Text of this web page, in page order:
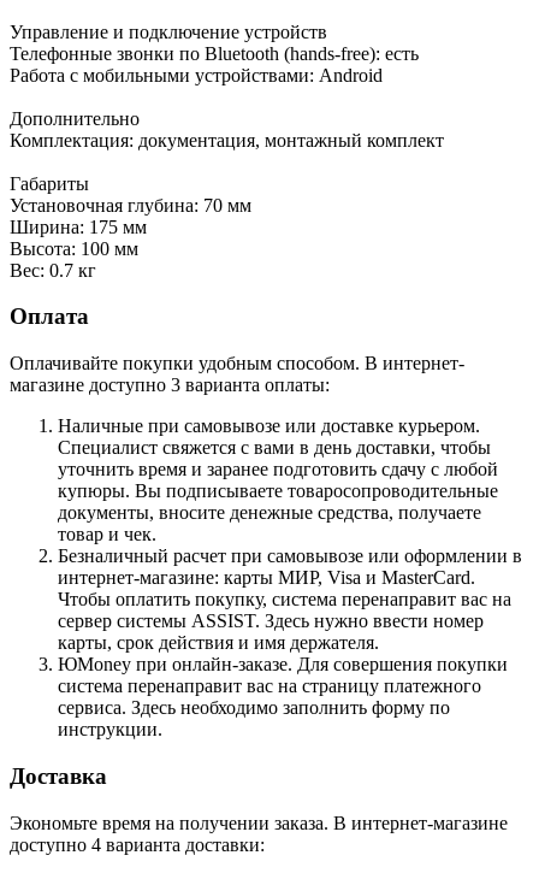
Управление и подключение устройств
Телефонные звонки по Bluetooth (hands-free): есть
Работа с мобильными устройствами: Android
Дополнительно
Комплектация: документация, монтажный комплект
Габариты
Установочная глубина: 70 мм
Ширина: 175 мм
Высота: 100 мм
Вес: 0.7 кг
Оплата
Оплачивайте покупки удобным способом. В интернет-
магазине доступно 3 варианта оплаты:
Наличные при самовывозе или доставке курьером.
Специалист свяжется с вами в день доставки, чтобы
уточнить время и заранее подготовить сдачу с любой
купюры. Вы подписываете товаросопроводительные
документы, вносите денежные средства, получаете
товар и чек.
Безналичный расчет при самовывозе или оформлении в
интернет-магазине: карты МИР, Visa и MasterCard.
Чтобы оплатить покупку, система перенаправит вас на
сервер системы ASSIST. Здесь нужно ввести номер
карты, срок действия и имя держателя.
ЮMoney при онлайн-заказе. Для совершения покупки
система перенаправит вас на страницу платежного
сервиса. Здесь необходимо заполнить форму по
инструкции.
Доставка
Экономьте время на получении заказа. В интернет-магазине
доступно 4 варианта доставки: